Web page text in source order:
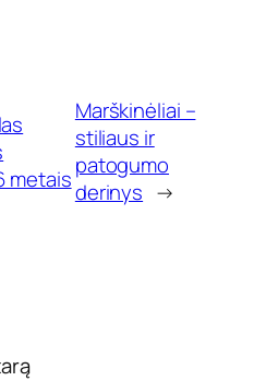
metais
Marškinėliai –
stiliaus ir
patogumo
derinys →